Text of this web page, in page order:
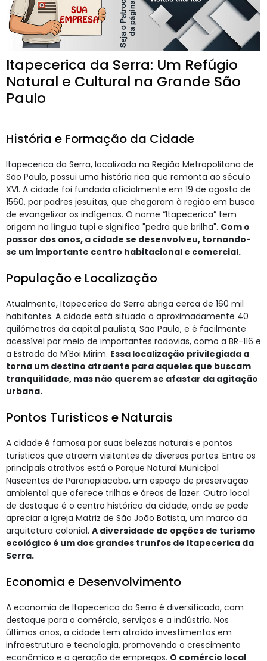
Itapecerica da Serra: Um Refúgio
Natural e Cultural na Grande São
Paulo
História e Formação da Cidade
Itapecerica da Serra, localizada na Região Metropolitana de
São Paulo, possui uma história rica que remonta ao século
XVI. A cidade foi fundada oficialmente em 19 de agosto de
1560, por padres jesuítas, que chegaram à região em busca
de evangelizar os indígenas. O nome “Itapecerica” tem
origem na língua tupi e significa "pedra que brilha". Com o
passar dos anos, a cidade se desenvolveu, tornando-
se um importante centro habitacional e comercial.
População e Localização
Atualmente, Itapecerica da Serra abriga cerca de 160 mil
habitantes. A cidade está situada a aproximadamente 40
quilômetros da capital paulista, São Paulo, e é facilmente
acessível por meio de importantes rodovias, como a BR-116 e
a Estrada do M'Boi Mirim. Essa localização privilegiada a
torna um destino atraente para aqueles que buscam
tranquilidade, mas não querem se afastar da agitação
urbana.
Pontos Turísticos e Naturais
A cidade é famosa por suas belezas naturais e pontos
turísticos que atraem visitantes de diversas partes. Entre os
principais atrativos está o Parque Natural Municipal
Nascentes de Paranapiacaba, um espaço de preservação
ambiental que oferece trilhas e áreas de lazer. Outro local
de destaque é o centro histórico da cidade, onde se pode
apreciar a Igreja Matriz de São João Batista, um marco da
arquitetura colonial. A diversidade de opções de turismo
ecológico é um dos grandes trunfos de Itapecerica da
Serra.
Economia e Desenvolvimento
A economia de Itapecerica da Serra é diversificada, com
destaque para o comércio, serviços e a indústria. Nos
últimos anos, a cidade tem atraído investimentos em
infraestrutura e tecnologia, promovendo o crescimento
econômico e a geração de empregos. O comércio local